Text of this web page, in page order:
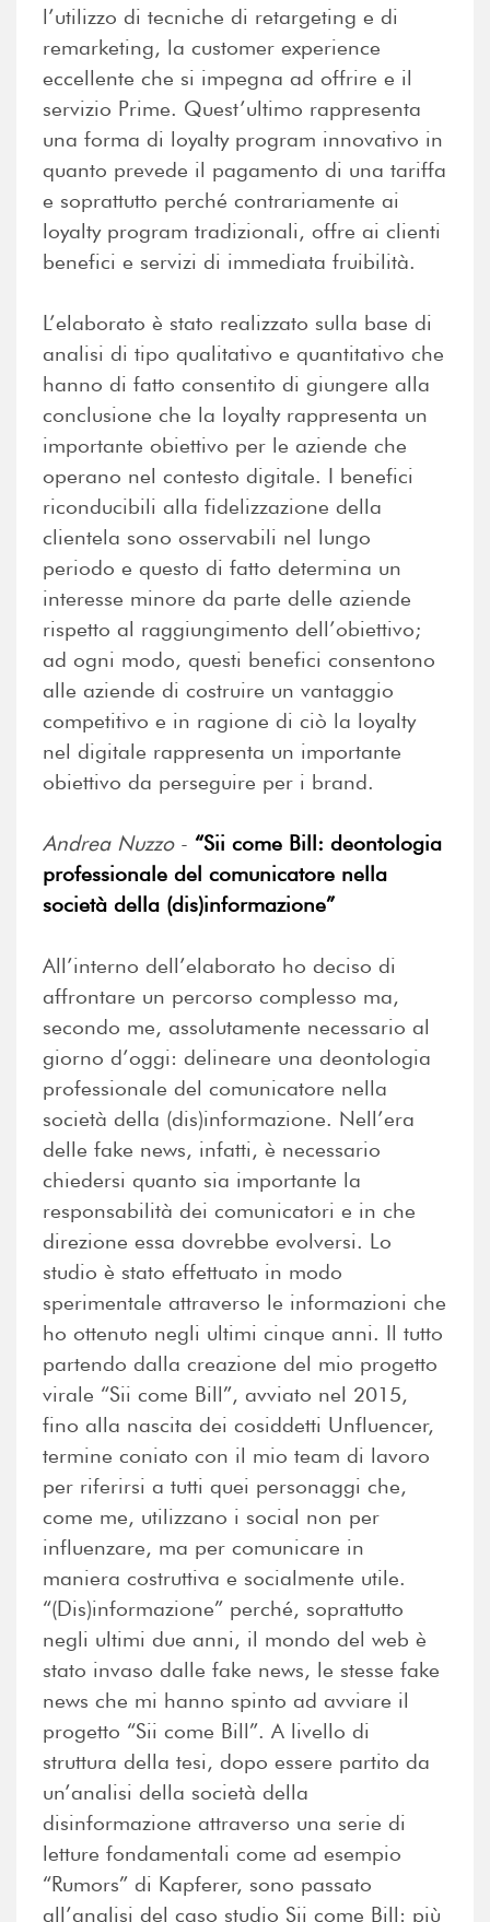
l’utilizzo di tecniche di retargeting e di
remarketing, la customer experience
eccellente che si impegna ad offrire e il
servizio Prime. Quest’ultimo rappresenta
una forma di loyalty program innovativo in
quanto prevede il pagamento di una tariffa
e soprattutto perché contrariamente ai
loyalty program tradizionali, offre ai clienti
benefici e servizi di immediata fruibilità.
L’elaborato è stato realizzato sulla base di
analisi di tipo qualitativo e quantitativo che
hanno di fatto consentito di giungere alla
conclusione che la loyalty rappresenta un
importante obiettivo per le aziende che
operano nel contesto digitale. I benefici
riconducibili alla fidelizzazione della
clientela sono osservabili nel lungo
periodo e questo di fatto determina un
interesse minore da parte delle aziende
rispetto al raggiungimento dell’obiettivo;
ad ogni modo, questi benefici consentono
alle aziende di costruire un vantaggio
competitivo e in ragione di ciò la loyalty
nel digitale rappresenta un importante
obiettivo da perseguire per i brand.
Andrea Nuzzo- “Sii come Bill: deontologia
professionale del comunicatore nella
società della (dis)informazione”
All’interno dell’elaborato ho deciso di
affrontare un percorso complesso ma,
secondo me, assolutamente necessario al
giorno d’oggi: delineare una deontologia
professionale del comunicatore nella
società della (dis)informazione. Nell’era
delle fake news, infatti, è necessario
chiedersi quanto sia importante la
responsabilità dei comunicatori e in che
direzione essa dovrebbe evolversi. Lo
studio è stato effettuato in modo
sperimentale attraverso le informazioni che
ho ottenuto negli ultimi cinque anni. Il tutto
partendo dalla creazione del mio progetto
virale “Sii come Bill”, avviato nel 2015,
fino alla nascita dei cosiddetti Unfluencer,
termine coniato con il mio team di lavoro
per riferirsi a tutti quei personaggi che,
come me, utilizzano i social non per
influenzare, ma per comunicare in
maniera costruttiva e socialmente utile.
“(Dis)informazione” perché, soprattutto
negli ultimi due anni, il mondo del web è
stato invaso dalle fake news, le stesse fake
news che mi hanno spinto ad avviare il
progetto “Sii come Bill”. A livello di
struttura della tesi, dopo essere partito da
un’analisi della società della
disinformazione attraverso una serie di
letture fondamentali come ad esempio
“Rumors” di Kapferer, sono passato
all’analisi del caso studio Sii come Bill: più